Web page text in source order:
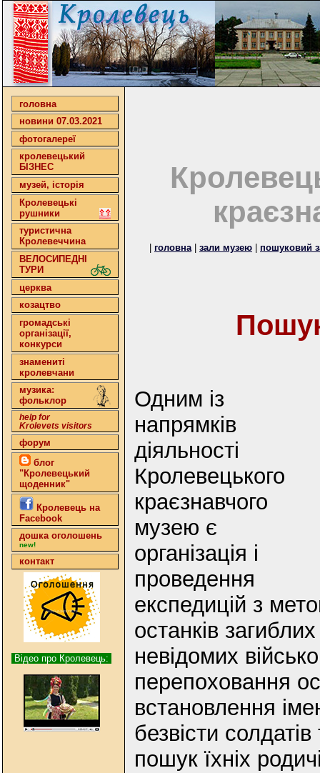
головна
новини 07.03.2021
фотогалереї
кролевецький
БІЗНЕС
музей, історія
Кролевецькі
рушники
туристична
Кролевеччина
ВЕЛОСИПЕДНІ
ТУРИ
церква
козацтво
громадські
організації,
конкурси
знамениті
кролевчани
музика:
фольклор
help for
Krolevets visitors
форум
блог
"Кролевецький
щоденник"
Кролевець на
Facebook
дошка оголошень
new!
контакт
Відео про Кролевець:
головна зали музею пошуковий
Одним із
напрямків
діяльності
Кролевецького
краєзнавчого
музею є
організація і
проведення
експедицій з
останків
невідомих
перепоховання
встановлення
безвісти
пошук їхніх